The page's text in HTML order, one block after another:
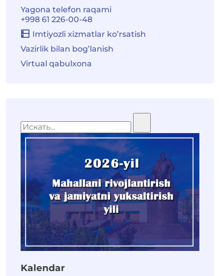
Yagona telefon raqami
+998 61 226-00-48
Imtiyozli xizmatlar ko’rsatish
Vazirlik bilan bog’lanish
Virtual qabulxona
Kalendar